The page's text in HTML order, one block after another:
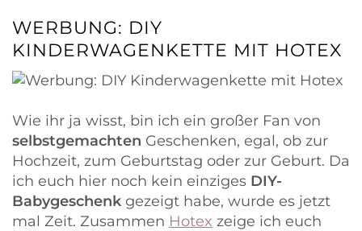
WERBUNG: DIY
KINDERWAGENKETTE MIT HOTEX
Wie ihr ja wisst, bin ich ein großer Fan von
selbstgemachten Geschenken, egal, ob zur
Hochzeit, zum Geburtstag oder zur Geburt. Da
ich euch hier noch kein einziges DIY-
Babygeschenkgezeigt habe, wurde es jetzt
mal Zeit. Zusammen Hotex zeige ich euch